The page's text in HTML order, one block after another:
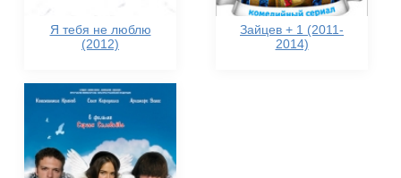
Я тебя не люблю
(2012)
Зайцев + 1 (2011-
2014)